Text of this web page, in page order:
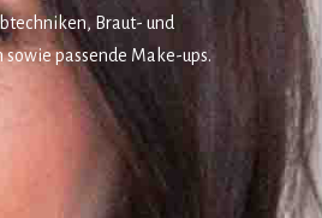
Braut- und
passende Make-ups.